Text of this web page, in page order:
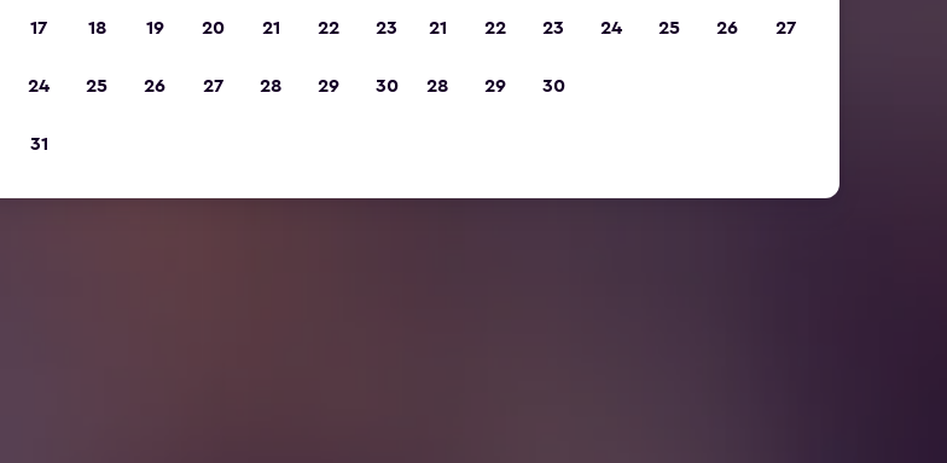
17 18 19 20 21 22 23
24 25 26 27 28 29 30
31
21 22 23 24 25 26 27
28 29 30